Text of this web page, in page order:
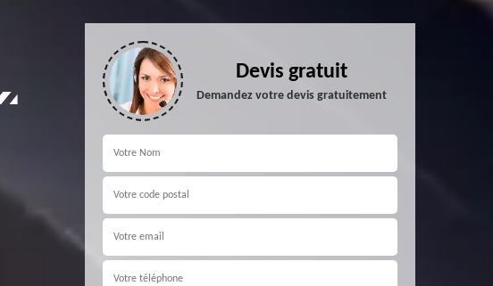
Devis gratuit
Demandez votre devis gratuitement